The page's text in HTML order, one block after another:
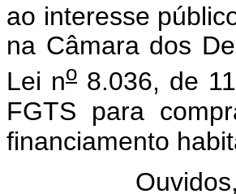
ao interesse
na Câmara dos
Lei no 8.036, de
FGTS para
financiamento
Ouvidos, os